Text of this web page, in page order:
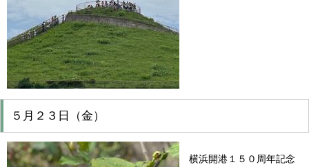
５月２３日（金）
横浜開港１５０周年記念